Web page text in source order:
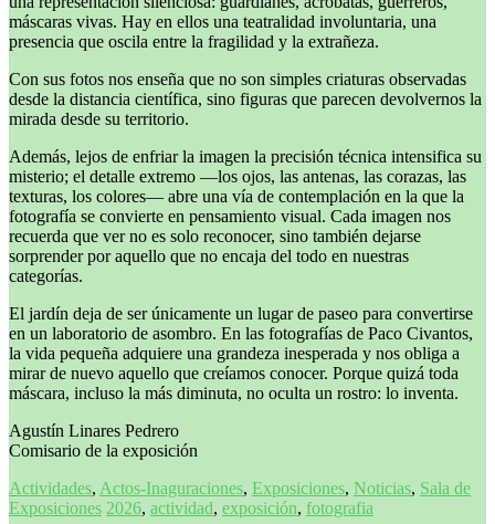
máscaras vivas. Hay en ellos una teatralidad involuntaria, una
presencia que oscila entre la fragilidad y la extrañeza.
Con sus fotos nos enseña que no son simples criaturas observadas
desde la distancia científica, sino figuras que parecen devolvernos la
mirada desde su territorio.
Además, lejos de enfriar la imagen la precisión técnica intensifica su
misterio; el detalle extremo —los ojos, las antenas, las corazas, las
texturas, los colores— abre una vía de contemplación en la que la
fotografía se convierte en pensamiento visual. Cada imagen nos
recuerda que ver no es solo reconocer, sino también dejarse
sorprender por aquello que no encaja del todo en nuestras
categorías.
El jardín deja de ser únicamente un lugar de paseo para convertirse
en un laboratorio de asombro. En las fotografías de Paco Civantos,
la vida pequeña adquiere una grandeza inesperada y nos obliga a
mirar de nuevo aquello que creíamos conocer. Porque quizá toda
máscara, incluso la más diminuta, no oculta un rostro: lo inventa.
Agustín Linares Pedrero
Comisario de la exposición
Actividades, Actos-Inaguraciones, Exposiciones, Noticias, Sala de
Exposiciones 2026, actividad, exposición, fotografia